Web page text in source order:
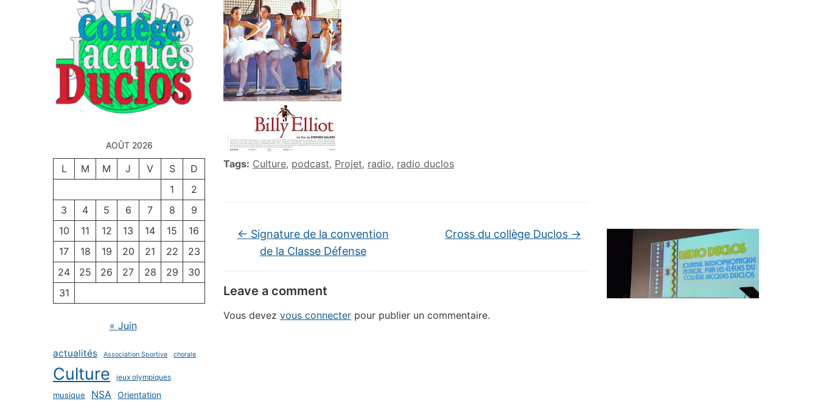
AOÛT 2026
L M M J V S
D
1
2
3
4 5 6 7 8
9
10
11 12 13 14 15
16
17
18 19 20 21 22
23
24
25 26 27 28 29
30
31
« Juin
actualités Association Sportive chorale
Culture jeux olympiques
musique NSA Orientation
Tags: Culture, podcast, Projet, radio, radio duclos
← Signature de la convention
de la Classe Défense
Cross du collège Duclos →
Leave a comment
Vous devez vous connecter pour publier un commentaire.